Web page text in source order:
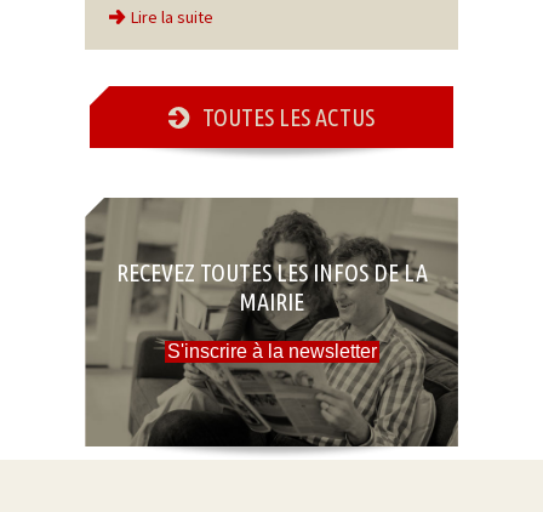
Lire la suite
TOUTES LES ACTUS
RECEVEZ TOUTES LES INFOS DE LA
MAIRIE
S'inscrire à la newsletter